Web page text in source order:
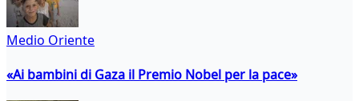
Medio Oriente
«Ai bambini di Gaza il Premio Nobel per la pace»